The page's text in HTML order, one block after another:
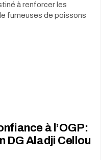
à renforcer les
fumeuses de poissons
à l’OGP:
DG Aladji Cellou